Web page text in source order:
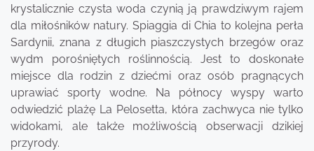
krystalicznie czysta woda czynią ją prawdziwym rajem
dla miłośników natury. Spiaggia di Chia to kolejna perła
Sardynii, znana z długich piaszczystych brzegów oraz
wydm porośniętych roślinnością. Jest to doskonałe
miejsce dla rodzin z dziećmi oraz osób pragnących
uprawiać sporty wodne. Na północy wyspy warto
odwiedzić plażę La Pelosetta, która zachwyca nie tylko
widokami, ale także możliwością obserwacji dzikiej
przyrody.